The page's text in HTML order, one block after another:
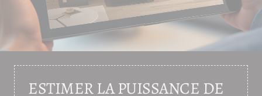
ESTIMER LA PUISSANCE DE